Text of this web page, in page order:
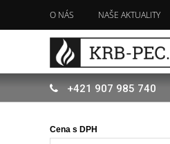
O NÁS NAŠE AKTUALITY
+421 907 985 740
Cena s DPH